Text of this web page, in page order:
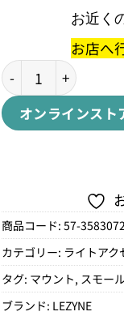
お近く
お店へ
MEGA MOUNTメガ
オンラインスト
商品コード:57-
カテゴリー: ライトアク
タグ: マウント, スモー
ブランド: LEZYNE